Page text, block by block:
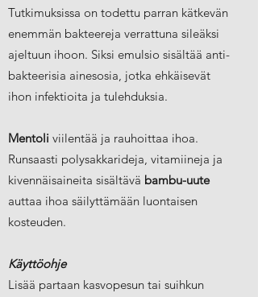
Tutkimuksissa on todettu parran kätkevän
enemmän bakteereja verrattuna sileäksi
ajeltuun ihoon. Siksi emulsio sisältää anti-
bakteerisia ainesosia, jotka ehkäisevät
ihon infektioita ja tulehduksia.
Mentoli viilentää ja rauhoittaa ihoa.
Runsaasti polysakkarideja, vitamiineja ja
kivennäisaineita sisältävä bambu-uute
auttaa ihoa säilyttämään luontaisen
kosteuden.
Käyttöohje
Lisää partaan kasvopesun tai suihkun